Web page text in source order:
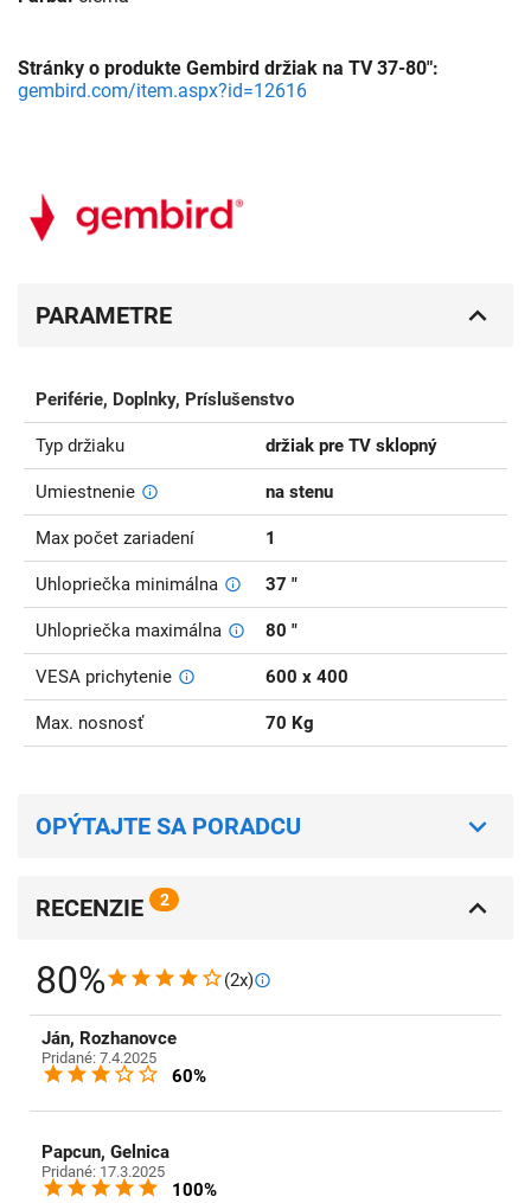
Stránky o produkte Gembird držiak na TV 37-80":
gembird.com/item.aspx?id=12616
PARAMETRE
Periférie, Doplnky, Príslušenstvo
Typ držiaku držiak pre TV sklopný
Umiestnenie na stenu
Max počet zariadení 1
Uhlopriečka minimálna 37 "
Uhlopriečka maximálna 80 "
VESA prichytenie 600 x 400
Max. nosnosť 70 Kg
OPÝTAJTE SA PORADCU
RECENZIE 2
80% (2x)
Ján, Rozhanovce
Pridané: 7.4.2025
60%
Papcun, Gelnica
Pridané: 17.3.2025
100%